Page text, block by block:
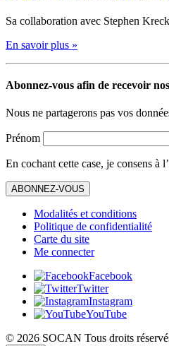
Sa collaboration avec Stephen
En savoir plus »
Abonnez-vous afin de recevoir
Nous ne partagerons pas vos
Prénom
En cochant cette case, je consens à
ABONNEZ-VOUS
Modalités et conditions
Politique de confidentialité
Carte du site
Me connecter
Facebook
Twitter
Instagram
YouTube
© 2026 SOCAN Tous droits